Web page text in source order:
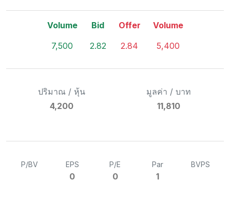
Volume
7,500
Bid
2.82
Offer
2.84
Volume
5,400
ปริมาณ / หุ้น
4,200
มูลค่า / บาท
11,810
P/BV EPS
0
P/E
0
Par
1
BVPS